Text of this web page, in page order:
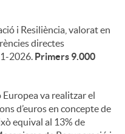
i Resiliència, valorat en
directes
2026. Primers 9.000
Europea va realitzar el
d’euros en concepte de
equival al 13% de